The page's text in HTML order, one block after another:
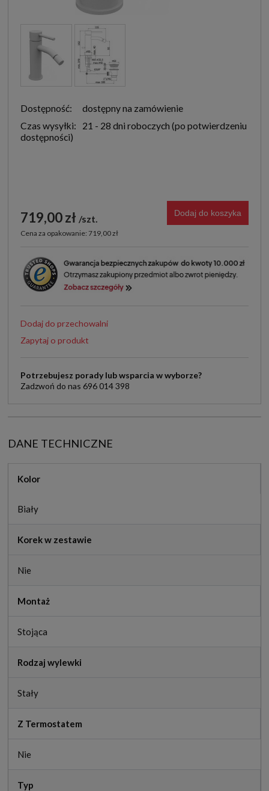
Dostępność:
dostępny na zamówienie
Czas wysyłki:
21 - 28 dni roboczych
719,00 zł szt.
Cena za opakowanie: 719,00 zł
Dodaj do koszyka
Dodaj do przechowalni
Zapytaj o produkt
Potrzebujesz porady lub wsparcia w wyborze?
Zadzwoń do nas 696 014 398
DANE TECHNICZNE
Kolor
Biały
Korek w zestawie
Nie
Montaż
Stojąca
Rodzaj wylewki
Stały
Z Termostatem
Nie
Typ